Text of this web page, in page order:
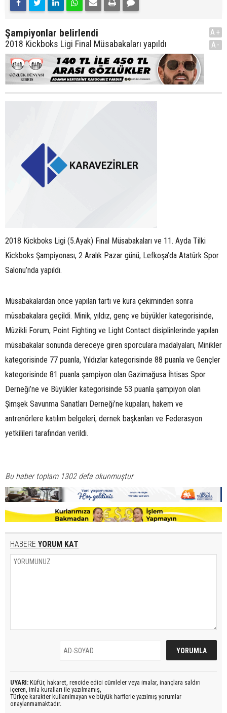
Şampiyonlar belirlendi
2018 Kickboks Ligi Final Müsabakaları yapıldı
A+
A-
2018 Kickboks Ligi (5.Ayak) Final Müsabakaları ve 11. Ayda Tilki
Kickboks Şampiyonası, 2 Aralık Pazar günü, Lefkoşa’da Atatürk Spor
Salonu’nda yapıldı.
Müsabakalardan önce yapılan tartı ve kura çekiminden sonra
müsabakalara geçildi. Minik, yıldız, genç ve büyükler kategorisinde,
Müzikli Forum, Point Fighting ve Light Contact disiplinlerinde yapılan
müsabakalar sonunda dereceye giren sporculara madalyaları, Minikler
kategorisinde 77 puanla, Yıldızlar kategorisinde 88 puanla ve Gençler
kategorisinde 81 puanla şampiyon olan Gazimağusa İhtisas Spor
Derneği’ne ve Büyükler kategorisinde 53 puanla şampiyon olan
Şimşek Savunma Sanatları Derneği’ne kupaları, hakem ve
antrenörlere katılım belgeleri, dernek başkanları ve Federasyon
yetkilileri tarafından verildi.
Bu haber toplam 1302 defa okunmuştur
HABERE YORUM KAT
UYARI: Küfür, hakaret, rencide edici cümleler veya imalar, inançlara saldırı
içeren, imla kuralları ile yazılmamış,
Türkçe karakter kullanılmayan ve büyük harflerle yazılmış yorumlar
onaylanmamaktadır.